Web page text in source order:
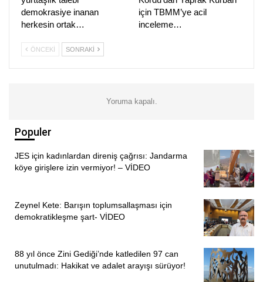
ekolojik dengenin bozulamayacağını açıkça hükme
bağladığını hatırlatarak, buna rağmen milli park sınırları
bilimsel gerekçelere dayandırıldığının açıklanmadığını
Parklar Kanunu’nda değişiklikler içeren 7576 sayılı yasa
milli parklarda “kamu yararı” ve “zaruret” gerekçeleriyle
altyapı, ulaşım ve çeşitli tesis projelerine daha geniş izin
olanakları tanındığını belirterek, Munzur Vadisi’ndeki
çalışmaların bu değişiklikler kapsamında değerlendirilip
değerlendirilmediğini sordu.
BAKANLIĞA SEKİZ SORU
Kordu, Bakan Yumaklı’dan şu konularda açıklama istedi:
Yol genişletme çalışmalarına hangi tarihte ve hangi hukuki
demokrasiye inanan
herkesin ortak…
için TBMM’ye acil
inceleme…
ÖNCEKI SONRAKI
Yoruma kapalı.
Populer
JES için kadınlardan direniş çağrısı: Jandarma
köye girişlere izin vermiyor! – VİDEO
Zeynel Kete: Barışın toplumsallaşması için
demokratikleşme şart- VİDEO
88 yıl önce Zini Gediği’nde katledilen 97 can
unutulmadı: Hakikat ve adalet arayışı sürüyor!